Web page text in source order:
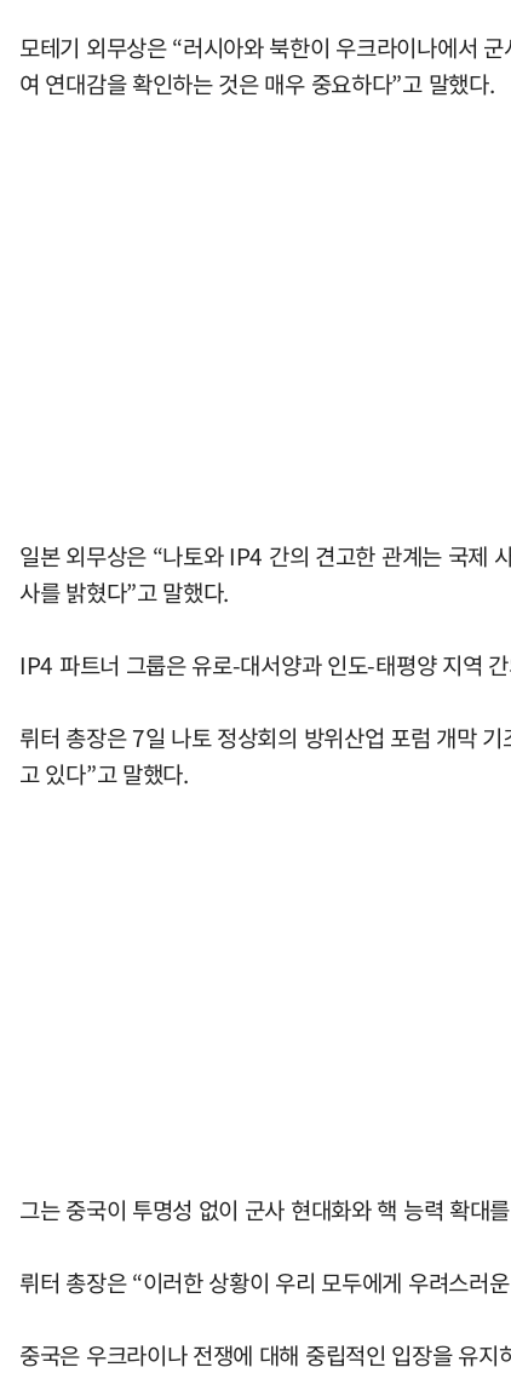
모테기 외무상은 “러시아와 북한이 우크라이나에서
여 연대감을 확인하는 것은 매우 중요하다”고 말했다.
일본 외무상은 “나토와 IP4 간의 견고한 관계는 국제
사를 밝혔다”고 말했다.
IP4 파트너 그룹은 유로-대서양과 인도-태평양 지역
뤼터 총장은 7일 나토 정상회의 방위산업 포럼 개막
고 있다”고 말했다.
그는 중국이 투명성 없이 군사 현대화와 핵 능력 확대
뤼터 총장은 “이러한 상황이 우리 모두에게 우려스러
중국은 우크라이나 전쟁에 대해 중립적인 입장을 유